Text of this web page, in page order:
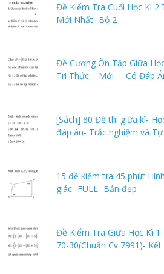
Đề Kiểm Tra Cuối Học Kì 2
Mới Nhất- Bộ 2
Đề Cương Ôn Tập Giữa
Tri Thức – Mới – Có Đáp
[Sách] 80 Đề thi giữa kì-
đáp án- Trắc nghiệm và
15 đề kiểm tra 45 phút
giác- FULL- Bản đẹp
Đề Kiểm Tra Giữa Học Kì
70-30(Chuẩn Cv 7991)-